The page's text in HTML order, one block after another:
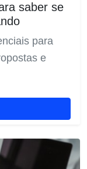
saber se
para
e